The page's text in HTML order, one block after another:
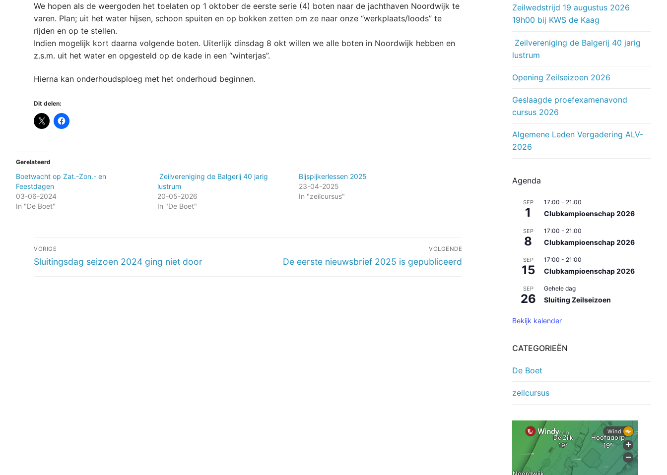
We hopen als de weergoden het toelaten op 1 oktober de eerste serie (4) boten naar de jachthaven Noordwijk te
varen. Plan; uit het water hijsen, schoon spuiten en op bokken zetten om ze naar onze “werkplaats/loods” te
rijden en op te stellen.
Indien mogelijk kort daarna volgende boten. Uiterlijk dinsdag 8 okt willen we alle boten in Noordwijk hebben en
z.s.m. uit het water en opgesteld op de kade in een “winterjas”.
Hierna kan onderhoudsploeg met het onderhoud beginnen.
Dit delen:
Gerelateerd
Boetwacht op Zat.-Zon.- en
Feestdagen
03-06-2024
In "De Boet"
Zeilvereniging de Balgerij 40 jarig
lustrum
20-05-2026
In "De Boet"
Bijspijkerlessen 2025
23-04-2025
In "zeilcursus"
Bericht
navigatie
VORIGE
Vorig
Sluitingsdag seizoen 2024 ging niet door
VOLGENDE
Volgend
De eerste nieuwsbrief 2025 is gepubliceerd
Zeilwedstrijd 19 augustus 2026
19h00 bij KWS de Kaag
Zeilvereniging de Balgerij 40 jarig
lustrum
Opening Zeilseizoen 2026
Geslaagde proefexamenavond
cursus 2026
Algemene Leden Vergadering ALV-
2026
Agenda
SEP
1
17:00 - 21:00
Clubkampioenschap 2026
SEP
8
17:00 - 21:00
Clubkampioenschap 2026
SEP
15
17:00 - 21:00
Clubkampioenschap 2026
SEP
26
Gehele dag
Sluiting Zeilseizoen
Bekijk kalender
CATEGORIEËN
De Boet
zeilcursus